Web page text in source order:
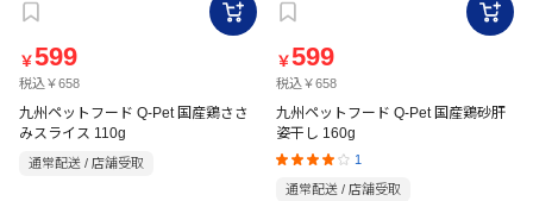
￥599
税込￥658
九州ペットフード Q-Pet 国産鶏ささ
みスライス 110g
通常配送 / 店舗受取
￥599
税込￥658
九州ペットフード Q-Pet 国産鶏砂肝
姿干し 160g
1
通常配送 / 店舗受取